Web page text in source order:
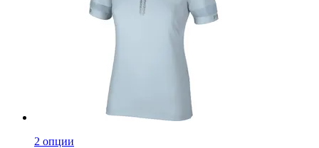
2 опции